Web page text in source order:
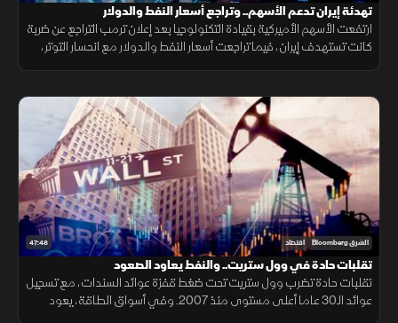
تهدئة إيران تدعم الأسهم.. وتراجع أسعار النفط والدولار
ارتفعت الأسهم الأميركية بقيادة التكنولوجيا بعد إعلان ترمب التراجع عن ضربة
كانت تستهدف إيران، فيما تراجعت أسعار النفط والدولار مع انحسار التوتر،
47:48 الشرق Bloomberg اقتصاد
تقلبات حادة في وول ستريت.. والنفط يعاود الصعود
تقلبات حادة تضرب وول ستريت تحت ضغط قفزة عوائد السندات، مع تسجيل
عوائد الـ30 عاما أعلى مستوى منذ 2007. وفي أسواق الطاقة، يعود